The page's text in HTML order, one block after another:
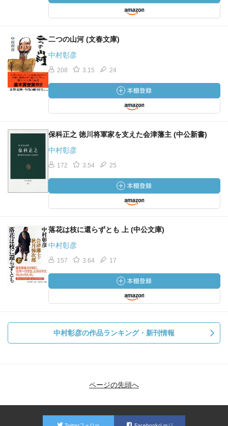
二つの山河 (文春文庫)
中村彰彦
208 3.15 24
保科正之 徳川将軍家を支えた会津藩主 (中公新書)
中村彰彦
172 3.54 25
落花は枝に還らずとも 上 (中公文庫)
中村彰彦
157 3.64 17
中村彰彦の作品ランキング・新刊情報
ページの先頭へ